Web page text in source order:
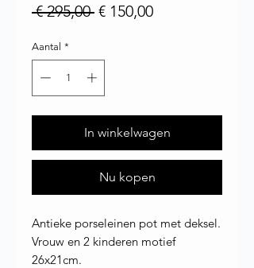
€ 295,00 Normale prijs
€ 150,00Verkoopprijs
Aantal *
In winkelwagen
Nu kopen
Antieke porseleinen pot met deksel.
Vrouw en 2 kinderen motief
26x21cm.